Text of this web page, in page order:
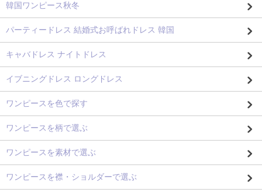
韓国ワンピース秋冬
パーティードレス 結婚式お呼ばれドレス 韓国
キャバドレス ナイトドレス
イブニングドレス ロングドレス
ワンピースを色で探す
ワンピースを柄で選ぶ
ワンピースを素材で選ぶ
ワンピースを襟・ショルダーで選ぶ